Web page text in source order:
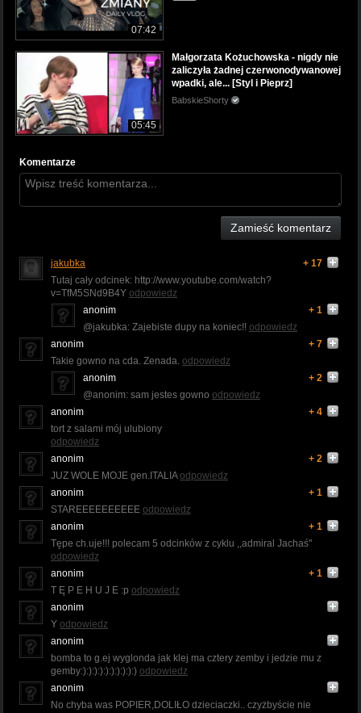
07:42
05:45
Małgorzata Kożuchowska - nigdy nie
zaliczyła żadnej czerwonodywanowej
wpadki, ale... [Styl i Pieprz]
BabskieShorty
Komentarze
Zamieść komentarz
jakubka
+ 17
Tutaj cały odcinek: http://www.youtube.com/watch?
v=TfM5SNd9B4Y odpowiedz
anonim
+ 1
@jakubka: Zajebiste dupy na koniec!! odpowiedz
anonim
+ 7
Takie gowno na cda. Zenada. odpowiedz
anonim
+ 2
@anonim: sam jestes gowno odpowiedz
anonim
+ 4
tort z salami mój ulubiony
odpowiedz
anonim
+ 2
JUZ WOLE MOJE gen.ITALIAodpowiedz
anonim
+ 1
STAREEEEEEEEEE odpowiedz
anonim
+ 1
Tępe ch.uje!!! polecam 5 odcinków z cyklu ,,admiral Jachaś"
odpowiedz
anonim
+ 1
T Ę P E H U J E :p odpowiedz
anonim
Y odpowiedz
anonim
bomba to g.ej wyglonda jak klej ma cztery zemby i jedzie mu z
gemby:):):):):):):):):):) odpowiedz
anonim
No chyba was POPIER,DOLIŁO dzieciaczki.. czyżbyście nie